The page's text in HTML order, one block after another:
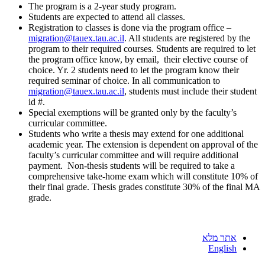
The program is a 2-year study program.
Students are expected to attend all classes.
Registration to classes is done via the program office –
migration@tauex.tau.ac.il. All students are registered by the
program to their required courses. Students are required to let
the program office know, by email, their elective course of
choice. Yr. 2 students need to let the program know their
required seminar of choice. In all communication to
migration@tauex.tau.ac.il, students must include their student
id #.
Special exemptions will be granted only by the faculty’s
curricular committee.
Students who write a thesis may extend for one additional
academic year. The extension is dependent on approval of the
faculty’s curricular committee and will require additional
payment. Non-thesis students will be required to take a
comprehensive take-home exam which will constitute 10% of
their final grade. Thesis grades constitute 30% of the final MA
grade.
אתר מלא
English